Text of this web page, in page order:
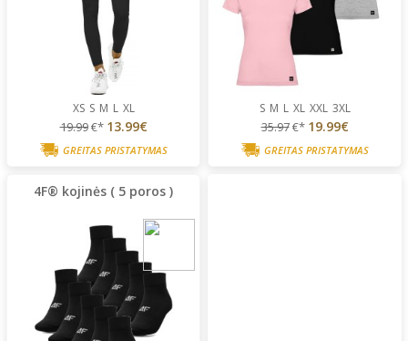
XS S M L XL
19.99€* 13.99€
GREITAS PRISTATYMAS
S M L XL XXL 3XL
35.97€* 19.99€
GREITAS PRISTATYMAS
4F® kojinės ( 5 poros )